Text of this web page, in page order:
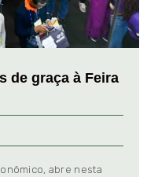
de graça à Feira
abre nesta